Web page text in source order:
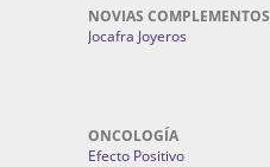
NOVIAS COMPLEMENTOS
Jocafra Joyeros
ONCOLOGÍA
Efecto Positivo